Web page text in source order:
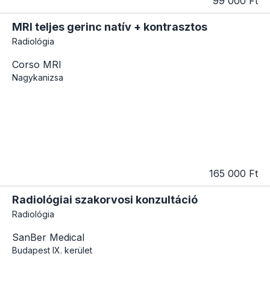
MRI teljes gerinc natív + kontrasztos
Radiológia
Corso MRI
Nagykanizsa
165 000 Ft
Radiológiai szakorvosi konzultáció
Radiológia
SanBer Medical
Budapest IX. kerület